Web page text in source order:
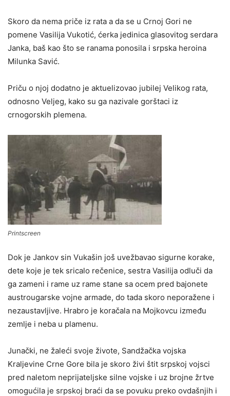
Skoro da nema priče iz rata a da se u Crnoj Gori ne
pomene Vasilija Vukotić, ćerka jedinica glasovitog serdara
Janka, baš kao što se ranama ponosila i srpska heroina
Milunka Savić.
Priču o njoj dodatno je aktuelizovao jubilej Velikog rata,
odnosno Veljeg, kako su ga nazivale gorštaci iz
crnogorskih plemena.
Printscreen
Dok je Jankov sin Vukašin još uvežbavao sigurne korake,
dete koje je tek sricalo rečenice, sestra Vasilija odluči da
ga zameni i rame uz rame stane sa ocem pred bajonete
austrougarske vojne armade, do tada skoro neporažene i
nezaustavljive. Hrabro je koračala na Mojkovcu između
zemlje i neba u plamenu.
Junački, ne žaleći svoje živote, Sandžačka vojska
Kraljevine Crne Gore bila je skoro živi štit srpskoj vojsci
pred naletom neprijateljske silne vojske i uz brojne žrtve
omogućila je srpskoj braći da se povuku preko ovdašnjih i